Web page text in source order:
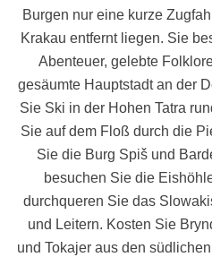
Burgen nur eine kurze
Krakau entfernt liegen. Sie
Abenteuer, gelebte
gesäumte Hauptstadt an der
Sie Ski in der Hohen Tatra
Sie auf dem Floß durch die
Sie die Burg Spiš und
besuchen Sie die
durchqueren Sie das
und Leitern. Kosten Sie
und Tokajer aus den